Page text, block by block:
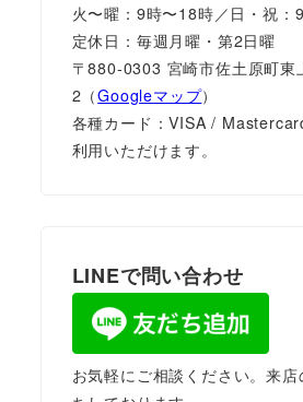
火〜曜：9時〜18時／日・祝：
定休日：毎週月曜・第2日曜
〒880-0303 宮崎市佐土原町東
2（Googleマップ）
各種カード：VISA /
利用いただけます。
LINEで問い合わせ
お気軽にご相談ください。来